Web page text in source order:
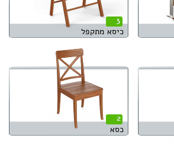
3
כיסא מתקפל
2
כסא